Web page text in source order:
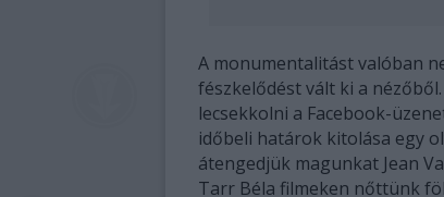
A monumentalitást valóban
fészkelődést vált ki a
lecsekkolni a Facebook-
időbeli határok kitolása egy
átengedjük magunkat Jean
Tarr Béla filmeken nőttünk